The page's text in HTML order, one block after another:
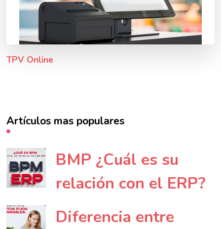
TPV Online
Artículos mas populares
BMP ¿Cuál es su
relación con el ERP?
Diferencia entre